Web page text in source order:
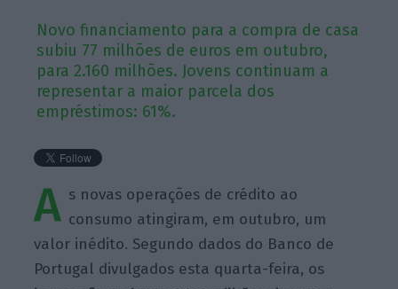
Novo financiamento para a compra de casa
subiu 77 milhões de euros em outubro,
para 2.160 milhões. Jovens continuam a
representar a maior parcela dos
empréstimos: 61%.
A s novas operações de crédito ao
consumo atingiram, em outubro, um
valor inédito. Segundo dados do Banco de
Portugal divulgados esta quarta-feira, os